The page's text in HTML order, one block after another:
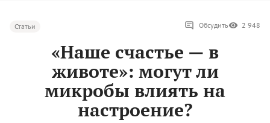
Статьи Обсудить 2 948
«Наше счастье — в
животе»: могут ли
микробы влиять на
настроение?